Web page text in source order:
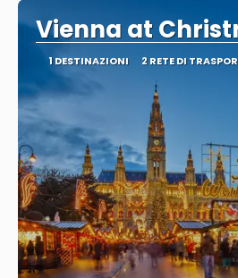
Vienna at
1 DESTINAZIONI 2 RETE DI